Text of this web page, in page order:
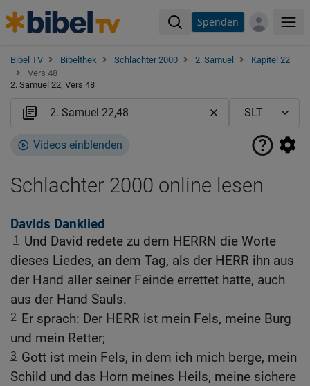
Spenden
Bibel TV Bibelthek Schlachter 2000 2. Samuel
Kapitel 22
Vers 48
2. Samuel 22, Vers 48
Videos einblenden
Schlachter 2000 online lesen
Davids Danklied
1
Und David redete zu dem HERRN die Worte
dieses Liedes, an dem Tag, als der HERR ihn aus
der Hand aller seiner Feinde errettet hatte, auch
aus der Hand Sauls.
2 Er sprach: Der HERR ist mein Fels, meine Burg
und mein Retter;
3 Gott ist mein Fels, in dem ich mich berge, mein
Schild und das Horn meines Heils, meine sichere